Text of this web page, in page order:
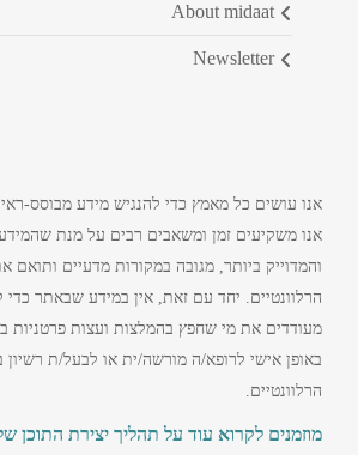
about midaat
newsletter
אנו עושים כל מאמץ כדי להנגיש מידע מבוסס-
אנו משקיעים זמן ומשאבים רבים על מנת
והמדוייק ביותר, מגובה במקורות מדעיים ותואם
הרלוונטיים. יחד עם זאת, אין במידע שבאתר כדי
מעודדים את מי שחפץ בהמלצות ועצות פרטניות
באופן אישי לרופא/ה מורשה/ית או לבעל/ת
הרלוונטיים.
מוזמנים לקרוא עוד על תהליך יצירת התוכן